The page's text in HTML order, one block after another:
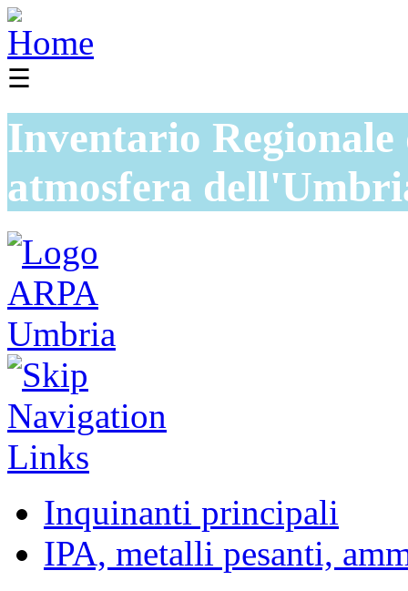
☰
Inventario
atmosfera
Inquinanti principali
IPA, metalli pesanti,